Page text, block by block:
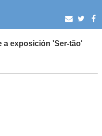
a exposición 'Ser-tão'